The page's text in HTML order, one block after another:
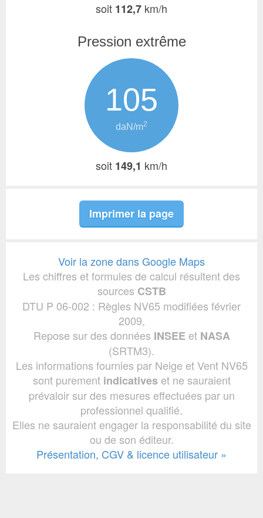
soit 112,7 km/h
Pression extrême
105
daN/m2
soit 149,1 km/h
Imprimer la page
Voir la zone dans Google Maps
Les chiffres et formules de calcul résultent des
sources CSTB
DTU P 06-002 : Règles NV65 modifiées février
2009,
Repose sur des données INSEE et NASA
(SRTM3).
Les informations fournies par Neige et Vent NV65
sont purement indicatives et ne sauraient
prévaloir sur des mesures effectuées par un
professionnel qualifié.
Elles ne sauraient engager la responsabilité du site
ou de son éditeur.
Présentation, CGV & licence utilisateur »